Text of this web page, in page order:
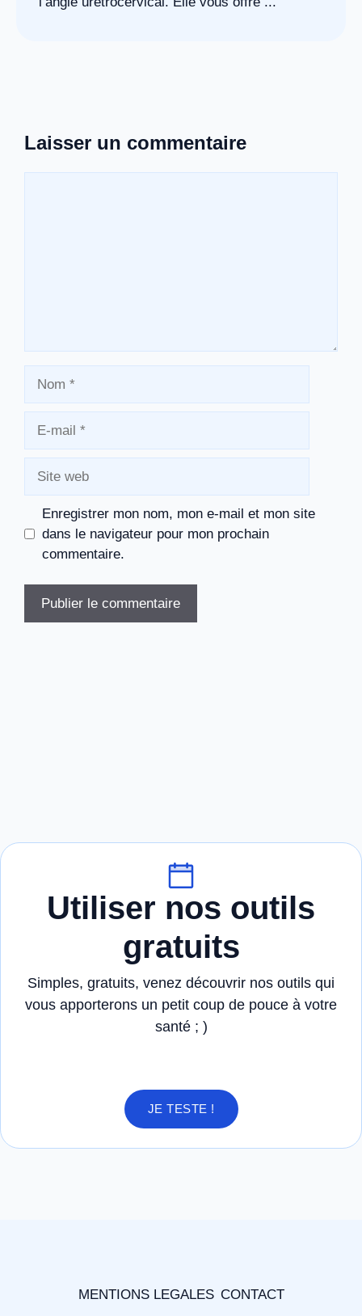
Laisser un commentaire
Enregistrer mon nom, mon e-mail et mon site
dans le navigateur pour mon prochain
commentaire.
Utiliser nos outils
gratuits
Simples, gratuits, venez découvrir nos outils qui
vous apporterons un petit coup de pouce à votre
santé ; )
JE TESTE !
MENTIONS LEGALES CONTACT